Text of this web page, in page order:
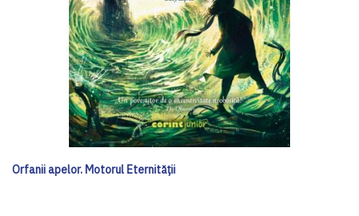
Orfanii apelor. Motorul Eternității